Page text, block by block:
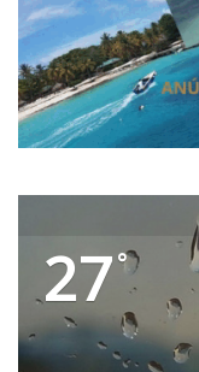
27°